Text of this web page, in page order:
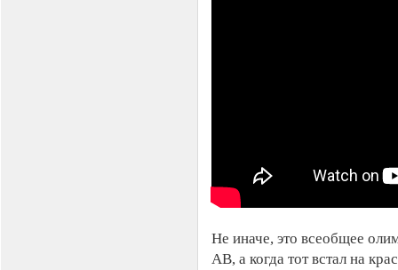
Не иначе, это всеобщее
АВ, а когда тот встал на